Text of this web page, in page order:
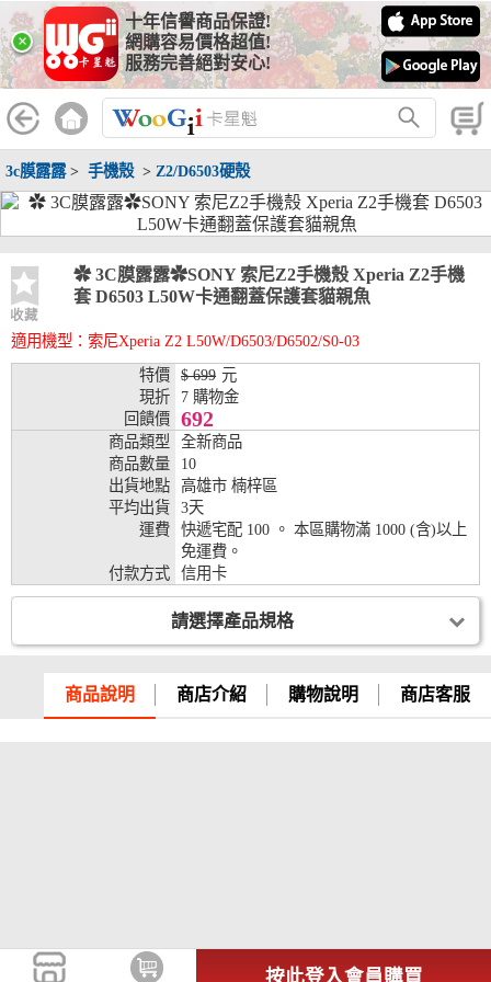
×
十年信譽商品保證!
網購容易價格超值!
服務完善絕對安心!
3c膜露露> 手機殼> Z2/D6503硬殼
收藏
✿ 3C膜露露✿SONY 索尼Z2手機殼 Xperia Z2手機
套 D6503 L50W卡通翻蓋保護套貓親魚
適用機型：索尼Xperia Z2 L50W/D6503/D6502/S0-03
特價
$ 699 元
現折
7 購物金
回饋價
692
商品類型
全新商品
商品數量
10
出貨地點
高雄市 楠梓區
平均出貨
3天
運費
快遞宅配 100 。 本區購物滿 1000 (含)以上
免運費。
付款方式
信用卡
請選擇產品規格
商品說明 商店介紹 購物說明 商店客服
按此登入會員購買
線上分期銀行
WooGii 與 綠界 合作，『信用卡分期付款』 與 『信用卡零利率
分期付款』 的配合銀行如下：
分期期數 提供分期之銀行
兆豐銀行、合作金庫、第一銀行、華南銀行、
彰化銀行、上海銀行、富邦銀行、國泰世華、
台灣企銀、台中銀行、匯豐銀行、華泰銀行、
銀、元大銀行、永豐銀行、玉山銀行、凱基銀
行、星展銀行、台新銀行、安泰銀行、中國信
兆豐銀行、合作金庫、第一銀行、華南銀行、
彰化銀行、上海銀行、富邦銀行、國泰世華、
台灣企銀、台中銀行、匯豐銀行、華泰銀行、
臺灣新光銀行、陽信銀行、聯邦銀行、遠東商
銀、元大銀行、永豐銀行、玉山銀行、凱基銀
行、星展銀行、台新銀行、安泰銀行、中國信
託、台灣樂天、三信商銀
12期
兆豐銀行、合作金庫、第一銀行、華南銀行、
彰化銀行、上海銀行、富邦銀行、國泰世華、
台灣企銀、台中銀行、匯豐銀行、華泰銀行、
臺灣新光銀行、陽信銀行、聯邦銀行、遠東商
銀、元大銀行、永豐銀行、玉山銀行、凱基銀
行、星展銀行、台新銀行、安泰銀行、中國信
託、台灣樂天、三信商銀
兆豐銀行、合作金庫、第一銀行、華南銀行、
彰化銀行、上海銀行、富邦銀行、國泰世華、